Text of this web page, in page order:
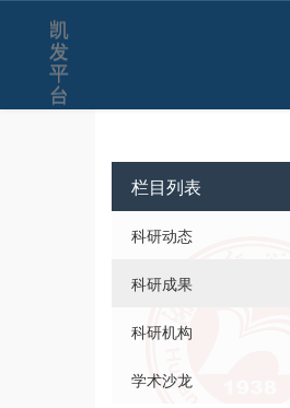
凯
发
平
台
栏目列表
科研动态
科研成果
科研机构
学术沙龙